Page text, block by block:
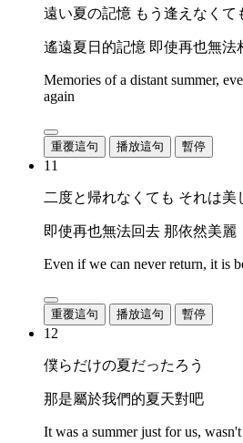
遠い夏の記憶 もう逢えなくて
遙遠夏日的記憶 即使再也無法
Memories of a distant summer,
again
重覆這句 播放這句 暫停
11
二度と帰れなくても それは美
即使再也無法回去 那依然美麗
Even if we can never return, it is
重覆這句 播放這句 暫停
12
僕らだけの夏だったろう
那是屬於我們的夏天對吧
It was a summer just for us,